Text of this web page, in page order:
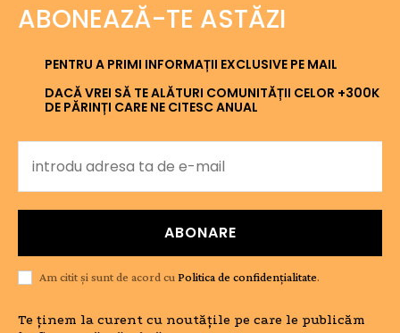
ABONEAZĂ-TE ASTĂZI
PENTRU A PRIMI INFORMAȚII EXCLUSIVE PE MAIL
DACĂ VREI SĂ TE ALĂTURI COMUNITĂȚII CELOR +300K
DE PĂRINȚI CARE NE CITESC ANUAL
ABONARE
Am citit și sunt de acord cu Politica de confidențialitate.
Te ținem la curent cu noutățile pe care le publicăm